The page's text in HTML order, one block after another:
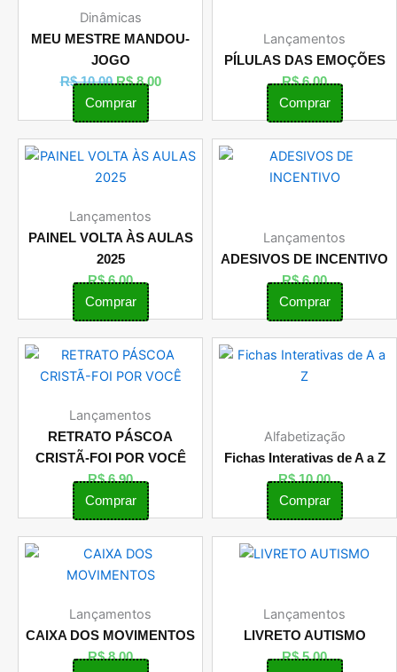
Dinâmicas
MEU MESTRE MANDOU-
JOGO
R$10,00
era:
R$ 10,00.
R$8,00
R$ 8,00.
Comprar
Lançamentos
PÍLULAS DAS EMOÇÕES
R$6,00
Comprar
Lançamentos
PAINEL VOLTA ÀS AULAS
2025
R$6,00
Comprar
Lançamentos
ADESIVOS DE INCENTIVO
R$6,00
Comprar
Lançamentos
RETRATO PÁSCOA
CRISTÃ-FOI POR VOCÊ
R$6,90
Comprar
Alfabetização
Fichas Interativas de A a Z
R$10,00
Comprar
Lançamentos
CAIXA DOS MOVIMENTOS
R$8,00
Lançamentos
LIVRETO AUTISMO
R$5,00